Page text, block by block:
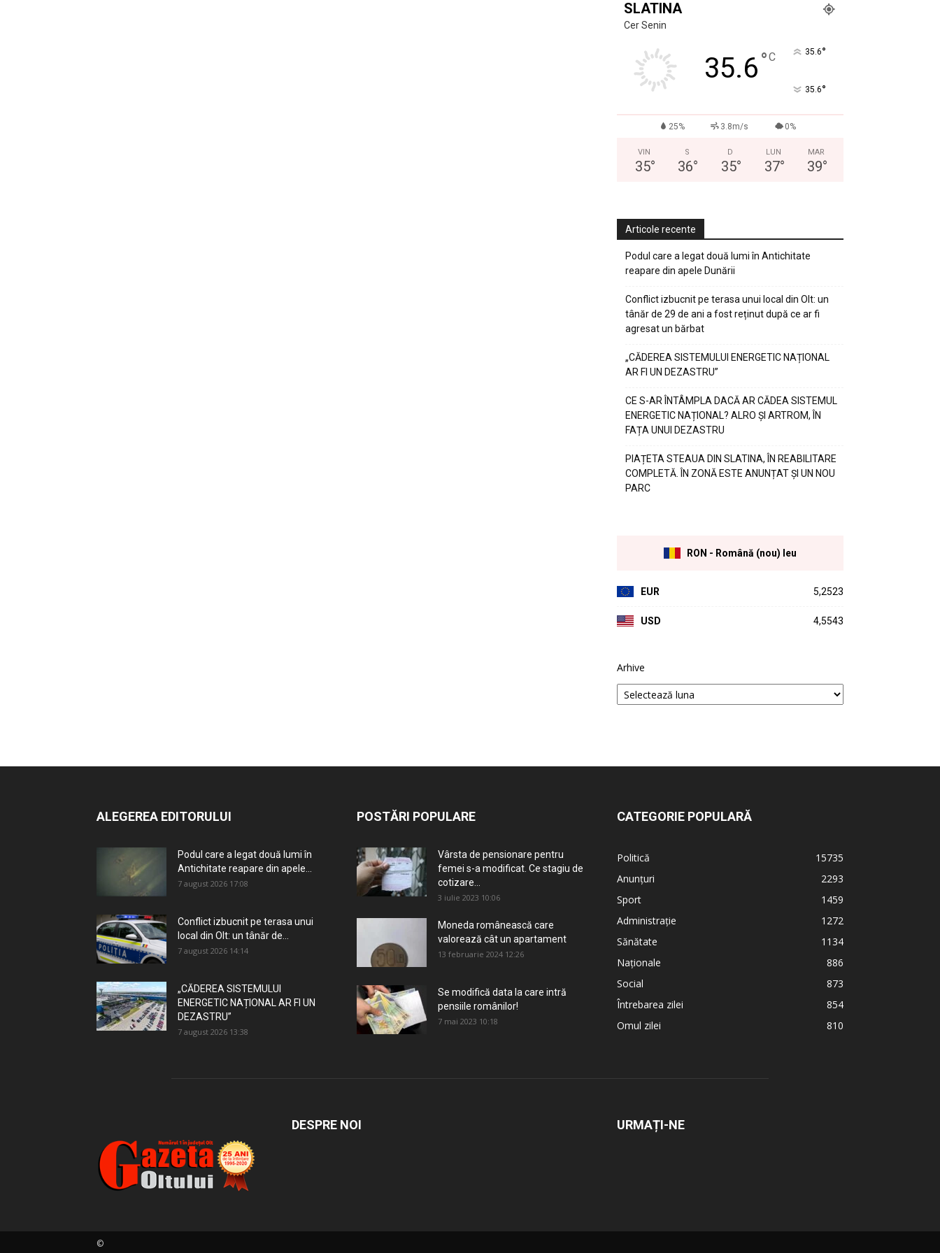
SLATINA
Cer Senin
35.6°C 35.6°
35.6°
25% 3.8m/s 0%
VIN
35°
S
36°
D
35°
LUN
37°
MAR
39°
Articole recente
Podul care a legat două lumi în Antichitate
reapare din apele Dunării
Conflict izbucnit pe terasa unui local din Olt: un
tânăr de 29 de ani a fost reținut după ce ar fi
agresat un bărbat
„CĂDEREA SISTEMULUI ENERGETIC NAȚIONAL
AR FI UN DEZASTRU”
CE S-AR ÎNTÂMPLA DACĂ AR CĂDEA SISTEMUL
ENERGETIC NAȚIONAL? ALRO ȘI ARTROM, ÎN
FAȚA UNUI DEZASTRU
PIAȚETA STEAUA DIN SLATINA, ÎN REABILITARE
COMPLETĂ. ÎN ZONĂ ESTE ANUNȚAT ȘI UN NOU
PARC
RON - Română (nou) leu
EUR 5,2523
USD 4,5543
Arhive
ALEGEREA EDITORULUI
Podul care a legat două lumi în
Antichitate reapare din apele...
7 august 2026 17:08
Conflict izbucnit pe terasa unui
local din Olt: un tânăr de...
7 august 2026 14:14
„CĂDEREA SISTEMULUI
ENERGETIC NAȚIONAL AR FI UN
DEZASTRU”
7 august 2026 13:38
POSTĂRI POPULARE
Vârsta de pensionare pentru
femei s-a modificat. Ce stagiu de
cotizare...
3 iulie 2023 10:06
Moneda românească care
valorează cât un apartament
13 februarie 2024 12:26
Se modifică data la care intră
pensiile românilor!
7 mai 2023 10:18
CATEGORIE POPULARĂ
Politică
15735
Anunțuri
2293
Sport
1459
Administrație
1272
Sănătate
1134
Naționale
886
Social
873
Întrebarea zilei
854
Omul zilei
810
DESPRE NOI URMAȚI-NE
©